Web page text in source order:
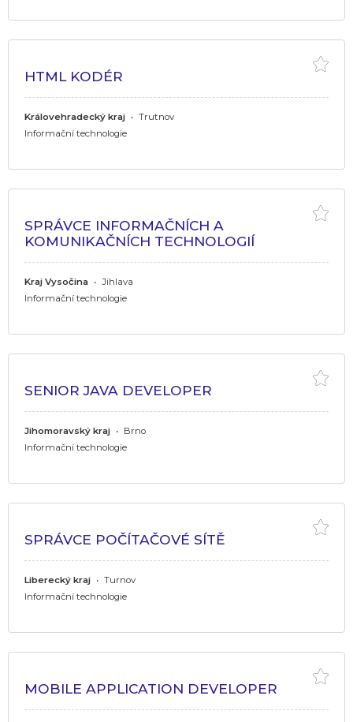
HTML KODÉR
Královehradecký kraj • Trutnov
Informační technologie
SPRÁVCE INFORMAČNÍCH A
KOMUNIKAČNÍCH TECHNOLOGIÍ
Kraj Vysočina • Jihlava
Informační technologie
SENIOR JAVA DEVELOPER
Jihomoravský kraj • Brno
Informační technologie
SPRÁVCE POČÍTAČOVÉ SÍTĚ
Liberecký kraj • Turnov
Informační technologie
MOBILE APPLICATION DEVELOPER